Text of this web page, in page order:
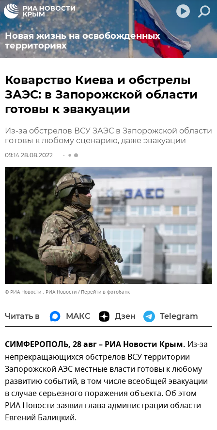
Новая жизнь на освобожденных
территориях
Коварство Киева и обстрелы
ЗАЭС: в Запорожской области
готовы к эвакуации
Из-за обстрелов ВСУ ЗАЭС в Запорожской области
готовы к любому сценарию, даже эвакуации
09:14 28.08.2022
© РИА Новости . РИА Новости Перейти в фотобанк
Читать в МАКС Дзен Telegram
СИМФЕРОПОЛЬ, 28 авг – РИА Новости Крым. Из-за
непрекращающихся обстрелов ВСУ территории
Запорожской АЭС местные власти готовы к любому
развитию событий, в том числе всеобщей эвакуации
в случае серьезного поражения объекта. Об этом
РИА Новости заявил глава администрации области
Евгений Балицкий.